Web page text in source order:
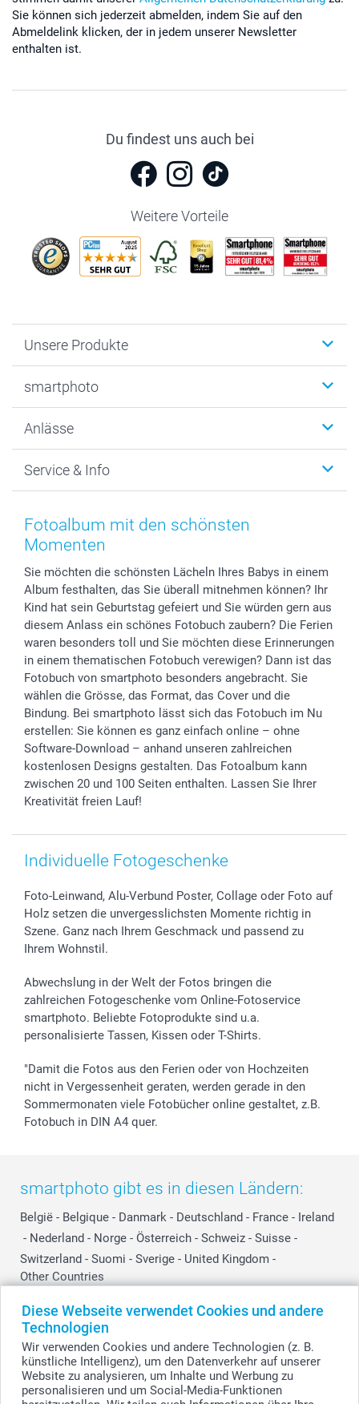
Diese Webseite verwendet Cookies und andere
Technologien
Wir verwenden Cookies und andere Technologien (z. B.
künstliche Intelligenz), um den Datenverkehr auf unserer
Website zu analysieren, um Inhalte und Werbung zu
personalisieren und um Social-Media-Funktionen
Sie können sich jederzeit abmelden, indem Sie auf den
Abmeldelink klicken, der in jedem unserer Newsletter
enthalten ist.
Du findest uns auch bei
Weitere Vorteile
Unsere Produkte
Fotogeschenke
MyNameBook
Fotoabzüge, Fotos als Buch & Poster
Zubehör & Material
Foto-Kalender & Agenden
Geschenk-Gutscheine (PDF)
smartphoto
Warum smartphoto
Datenschutz
AGB
Impressum
Partnerprogramme
Investor Relations
B2B smartbusiness
Widerrufsrecht
Anlässe
Neujahr
Muttertag
Vatertag
Hochzeit
Geburtstag
Geburt
Zu allen Anlässen
Service & Info
Anmelden /Registrieren
Preise und Versandkosten
72h Lieferung
Zahlungsmöglichkeiten
Sitemap
Status der Bestellung
smartfriends
smartgarantie
smartbonus
Fotoalbum mit den schönsten
Momenten
Sie möchten die schönsten Lächeln Ihres Babys in einem
Album festhalten, das Sie überall mitnehmen können? Ihr
Kind hat sein Geburtstag gefeiert und Sie würden gern aus
diesem Anlass ein schönes Fotobuch zaubern? Die Ferien
waren besonders toll und Sie möchten diese Erinnerungen
in einem thematischen Fotobuch verewigen? Dann ist das
Fotobuch von smartphoto besonders angebracht. Sie
wählen die Grösse, das Format, das Cover und die
Bindung. Bei smartphoto lässt sich das Fotobuch im Nu
erstellen: Sie können es ganz einfach online – ohne
Software-Download – anhand unseren zahlreichen
kostenlosen Designs gestalten. Das Fotoalbum kann
zwischen 20 und 100 Seiten enthalten. Lassen Sie Ihrer
Kreativität freien Lauf!
Individuelle Fotogeschenke
Foto-Leinwand, Alu-Verbund Poster, Collage oder Foto auf
Holz setzen die unvergesslichsten Momente richtig in
Szene. Ganz nach Ihrem Geschmack und passend zu
Ihrem Wohnstil.
Abwechslung in der Welt der Fotos bringen die
zahlreichen Fotogeschenke vom Online-Fotoservice
smartphoto. Beliebte Fotoprodukte sind u.a.
personalisierte Tassen, Kissen oder T-Shirts.
"Damit die Fotos aus den Ferien oder von Hochzeiten
nicht in Vergessenheit geraten, werden gerade in den
Sommermonaten viele Fotobücher online gestaltet, z.B.
Fotobuch in DIN A4 quer.
smartphoto gibt es in diesen Ländern:
België - Belgique - Danmark - Deutschland - France - Ireland
- Nederland - Norge - Österreich - Schweiz - Suisse -
Switzerland - Suomi - Sverige - United Kingdom -
Other Countries
© smartphoto Group. Alle Rechte vorbehalten.
Alle Preise verstehen sich in EURO (€) inkl. MwSt. und zzgl. Versandkosten.